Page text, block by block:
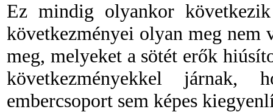
Ez mindig olyankor
következményei olyan meg nem
meg, melyeket a sötét erők
következményekkel
embercsoport sem képes